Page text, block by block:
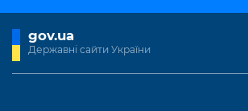
gov.ua
Державні сайти України